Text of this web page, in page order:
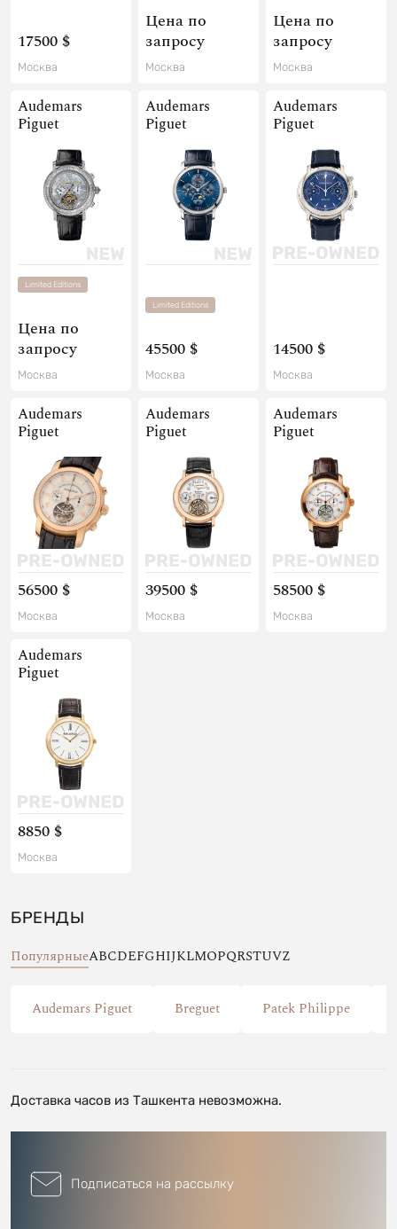
17500 $
Москва
Цена по
запросу
Москва
Цена по
запросу
Москва
Audemars
Piguet
Limited Editions
Цена по
запросу
Москва
Audemars
Piguet
Limited Editions
45500 $
Москва
Audemars
Piguet
14500 $
Москва
Audemars
Piguet
56500 $
Москва
Audemars
Piguet
39500 $
Москва
Audemars
Piguet
58500 $
Москва
Audemars
Piguet
8850 $
Москва
БРЕНДЫ
ПопулярныеABCDEFGHIJKLMOPQRSTUVZ
Audemars Piguet Breguet Patek Philippe
Доставка часов из Ташкента невозможна.
Подписаться на рассылку